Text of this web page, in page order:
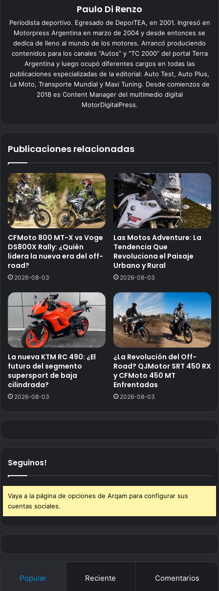
Paulo Di Renzo
Periodista deportivo. Egresado de DeporTEA, en 2001. Ingresó en
Motorpress Argentina en marzo de 2004 y desde entonces se
dedica de lleno al mundo de los motores. Arrancó produciendo
contenidos para los canales “Autos” y “TC 2000” del portal Terra
Argentina y luego ocupó diferentes cargos en todas las
publicaciones especializadas de la editorial: Auto Test, Auto Plus,
La Moto, Transporte Mundial y Maxi Tuning. Desde comienzos de
2018 es Content Manager del multimedio digital
MotorDigitalPress.
Publicaciones relacionadas
CFMoto 800 MT-X vs Voge
DS800X Rally: ¿Quién
lidera la nueva era del off-
road?
2026-08-03
Las Motos Adventure: La
Tendencia Que
Revoluciona el Paisaje
Urbano y Rural
2026-08-03
La nueva KTM RC 490: ¿El
futuro del segmento
supersport de baja
cilindrada?
2026-08-03
¿La Revolución del Off-
Road? QJMotor SRT 450 RX
y CFMoto 450 MT
Enfrentadas
2026-08-03
Seguinos!
Vaya a la página de opciones de Arqam para configurar sus
cuentas sociales.
Popular Reciente Comentarios